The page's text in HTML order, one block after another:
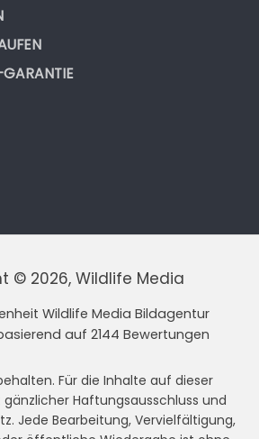
© 2026, Wildlife Media
Wildlife Media Bildagentur
basierend auf 2144 Bewertungen
Für die Inhalte auf dieser
Haftungsausschluss und
Jede Bearbeitung, Vervielfältigung,